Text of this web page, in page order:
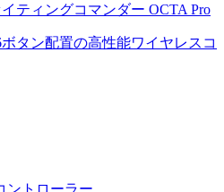
ティングコマンダー OCTA Pro
タン配置の高性能ワイヤレスコ
ントローラー